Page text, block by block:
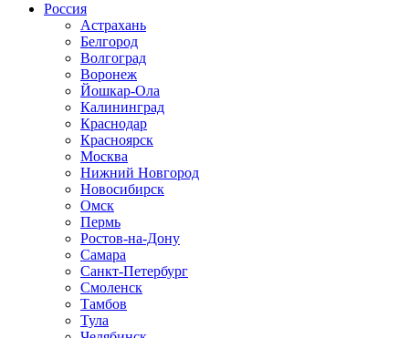
Россия
Астрахань
Белгород
Волгоград
Воронеж
Йошкар-Ола
Калининград
Краснодар
Красноярск
Москва
Нижний Новгород
Новосибирск
Омск
Пермь
Ростов-на-Дону
Самара
Санкт-Петербург
Смоленск
Тамбов
Тула